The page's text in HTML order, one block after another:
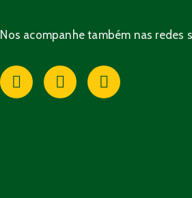
Nos acompanhe também nas redes